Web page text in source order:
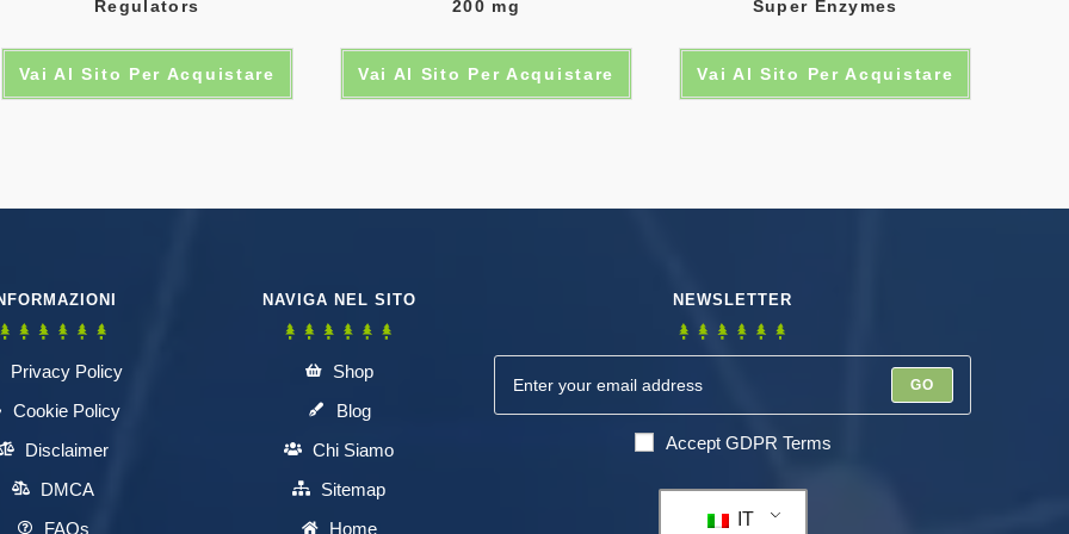
Regulators
Vai Al Sito Per Acquistare
200 mg
Vai Al Sito Per Acquistare
Super Enzymes
Vai Al Sito Per Acquistare
Privacy Policy
Cookie Policy
Disclaimer
DMCA
FAQs
NAVIGA NEL SITO
Shop
Blog
Chi Siamo
Sitemap
Home
NEWSLETTER
GO
Accept GDPR Terms
IT